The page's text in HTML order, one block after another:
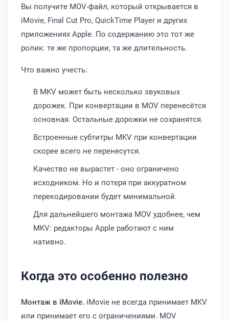
Вы получите MOV-файл, который открывается в
iMovie, Final Cut Pro, QuickTime Player и других
приложениях Apple. По содержанию это тот же
ролик: те же пропорции, та же длительность.
Что важно учесть:
В MKV может быть несколько звуковых
дорожек. При конвертации в MOV перенесётся
основная. Остальные дорожки не сохранятся.
Встроенные субтитры MKV при конвертации
скорее всего не перенесутся.
Качество не вырастет - оно ограничено
исходником. Но и потеря при аккуратном
перекодировании будет минимальной.
Для дальнейшего монтажа MOV удобнее, чем
MKV: редакторы Apple работают с ним
нативно.
Когда это особенно полезно
Монтаж в iMovie. iMovie не всегда принимает MKV
или принимает его с ограничениями. MOV